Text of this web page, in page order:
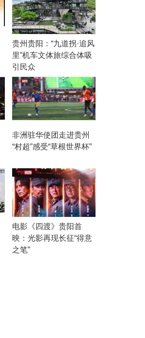
贵州贵阳：“九道拐·追风
里”机车文体旅综合体吸
引民众
非洲驻华使团走进贵州
“村超”感受“草根世界杯”
电影《四渡》贵阳首
映：光影再现长征“得意
之笔”